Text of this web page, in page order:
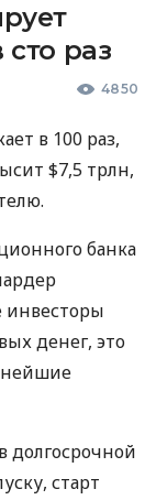
раз
4850
в 100 раз,
$7,5 трлн,
банка
инвесторы
денег, это
долгосрочной
старт